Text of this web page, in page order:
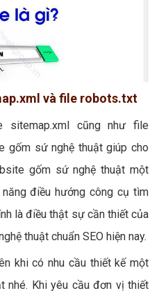
và file robots.txt
cũng như file
gốm sứ nghệ thuật giúp cho
gốm sứ nghệ thuật một
năng điều hướng công cụ tìm
là điều thật sự cần thiết của
thuật chuẩn SEO hiện nay.
khi có nhu cầu thiết kế một
nhé. Khi yêu cầu đơn vị thiết